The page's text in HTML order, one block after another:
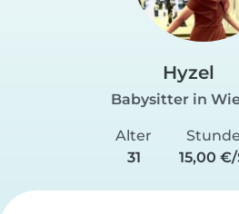
Hyzel
Babysitter in
Alter
31
15,00